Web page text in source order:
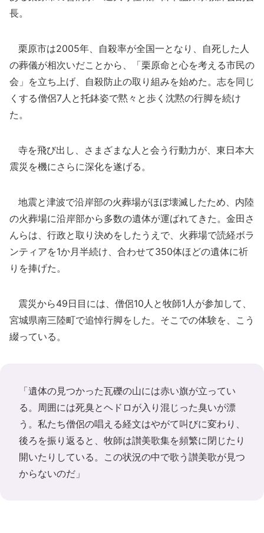
長。
栗原市は2005年、自殺率が全国一となり、自死した人
の葬儀が相次いだことから、「栗原命と心を考える市民の
会」を立ち上げ、自殺防止の取り組みを始めた。志を同じ
くする僧侶7人と托鉢姿で黙々と歩く沈黙の行脚を続け
た。
寺を飛び出し、さまざまな人と会う行動力が、東日本大
震災を機にさらに深化を遂げる。
地震と津波で沿岸部の火葬場がほぼ壊滅したため、内陸
の火葬場に沿岸部から多数の遺体が運ばれてきた。金田さ
んらは、行政と取り決めをしたうえで、火葬場で読経ボラ
ンティアを1か月半続け、合わせて350体ほどの遺体に祈
りを捧げた。
震災から49日目には、僧侶10人と牧師1人が参加して、
宮城県南三陸町で追悼行脚をした。そこでの体験を、こう
綴っている。
「遺体の見つかった瓦礫の山には赤い旗が立ってい
る。周囲には死臭とヘドロが入り混じった臭いが漂
う。私たち僧侶の唱える経文はやがて叫びに変わり、
後ろを振り返ると、牧師は讃美歌集を頻繁に閉じたり
開いたりしている。この状況の中で歌う讃美歌が見つ
からないのだ」